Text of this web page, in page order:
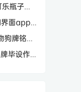
瓶子玻
面app
狗牌铭牌
毕设作